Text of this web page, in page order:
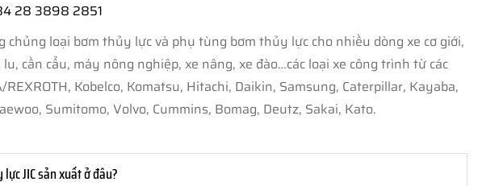
28 3898 2851
chủng loại bơm thủy lực và phụ tùng bơm thủy lực cho nhiều dòng xe cơ giới,
cần cẩu, máy nông nghiệp, xe nâng, xe đào…các loại xe công trình từ các
Kobelco, Komatsu, Hitachi, Daikin, Samsung, Caterpillar, Kayaba,
Sumitomo, Volvo, Cummins, Bomag, Deutz, Sakai, Kato.
JIC sản xuất ở đâu?